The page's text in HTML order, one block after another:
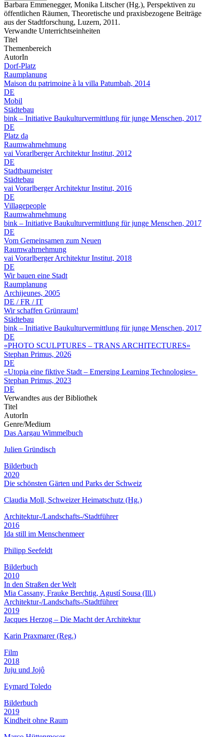
Barbara Emmenegger, Monika Litscher (Hg.), Perspektiven zu
öffentlichen Räumen, Theoretische und praxisbezogene Beiträge
aus der Stadtforschung, Luzern, 2011.
Verwandte Unterrichtseinheiten
Titel
Themenbereich
AutorIn
Dorf-Platz
Raumplanung
Maison du patrimoine à la villa Patumbah, 2014
DE
Mobil
Städtebau
bink – Initiative Baukulturvermittlung für junge Menschen, 2017
DE
Platz da
Raumwahrnehmung
vai Vorarlberger Architektur Institut, 2012
DE
Stadtbaumeister
Städtebau
vai Vorarlberger Architektur Institut, 2016
DE
Villagepeople
Raumwahrnehmung
bink – Initiative Baukulturvermittlung für junge Menschen, 2017
DE
Vom Gemeinsamen zum Neuen
Raumwahrnehmung
vai Vorarlberger Architektur Institut, 2018
DE
Wir bauen eine Stadt
Raumplanung
Archijeunes, 2005
DE / FR / IT
Wir schaffen Grünraum!
Städtebau
bink – Initiative Baukulturvermittlung für junge Menschen, 2017
DE
«PHOTO SCULPTURES – TRANS ARCHITECTURES»
Stephan Primus, 2026
DE
«Utopia eine fiktive Stadt – Emerging Learning Technologies»
Stephan Primus, 2023
DE
Verwandtes aus der Bibliothek
Titel
AutorIn
Genre/Medium
Das Aargau Wimmelbuch
Julien Gründisch
Bilderbuch
2020
Die schönsten Gärten und Parks der Schweiz
Claudia Moll, Schweizer Heimatschutz (Hg.)
Architektur-/Landschafts-/Stadtführer
2016
Ida still im Menschenmeer
Philipp Seefeldt
Bilderbuch
2010
In den Straßen der Welt
Mia Cassany, Frauke Berchtig, Agustí Sousa (Ill.)
Architektur-/Landschafts-/Stadtführer
2019
Jacques Herzog – Die Macht der Architektur
Karin Praxmarer (Reg.)
Film
2018
Juju und Jojô
Eymard Toledo
Bilderbuch
2019
Kindheit ohne Raum